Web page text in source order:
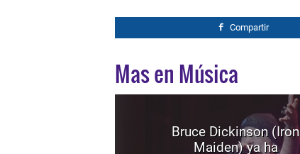
Compartir
Mas en Música
Bruce Dickinson (Iron
Maiden) ya ha